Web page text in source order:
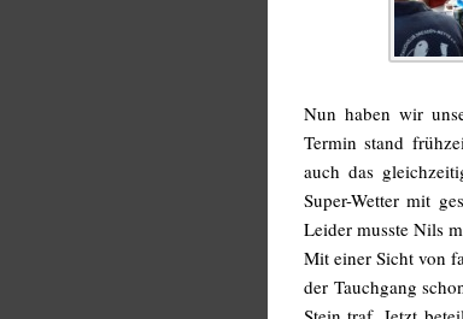
Nun haben wir
Termin stand
auch das
Super-Wetter mit
Leider musste Nils
Mit einer Sicht von
der Tauchgang